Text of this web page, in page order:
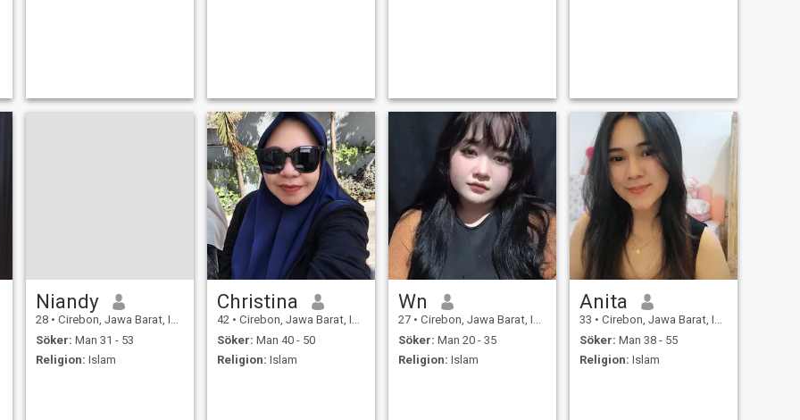
Niandy
28 • Cirebon, Jawa Barat, Indonesien
Söker: Man 31 - 53
Religion: Islam
Christina
42 • Cirebon, Jawa Barat, Indonesien
Söker: Man 40 - 50
Religion: Islam
Wn
27 • Cirebon, Jawa Barat, Indonesien
Söker: Man 20 - 35
Religion: Islam
Anita
33 • Cirebon, Jawa Barat, Indonesien
Söker: Man 38 - 55
Religion: Islam